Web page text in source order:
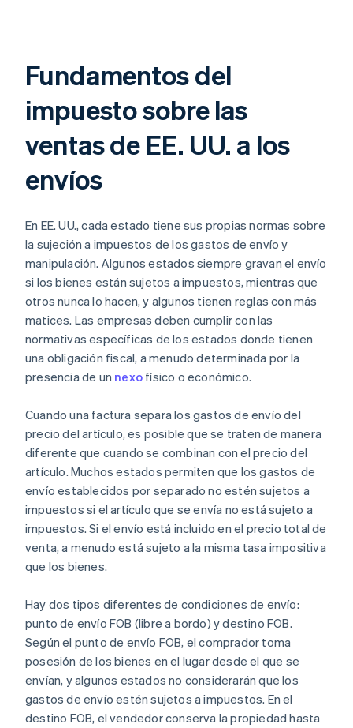
Fundamentos del
impuesto sobre las
ventas de EE. UU. a los
envíos
En EE. UU., cada estado tiene sus propias normas sobre
la sujeción a impuestos de los gastos de envío y
manipulación. Algunos estados siempre gravan el envío
si los bienes están sujetos a impuestos, mientras que
otros nunca lo hacen, y algunos tienen reglas con más
matices. Las empresas deben cumplir con las
normativas específicas de los estados donde tienen
una obligación fiscal, a menudo determinada por la
presencia de un nexo físico o económico.
Cuando una factura separa los gastos de envío del
precio del artículo, es posible que se traten de manera
diferente que cuando se combinan con el precio del
artículo. Muchos estados permiten que los gastos de
envío establecidos por separado no estén sujetos a
impuestos si el artículo que se envía no está sujeto a
impuestos. Si el envío está incluido en el precio total de
venta, a menudo está sujeto a la misma tasa impositiva
que los bienes.
Hay dos tipos diferentes de condiciones de envío:
punto de envío FOB (libre a bordo) y destino FOB.
Según el punto de envío FOB, el comprador toma
posesión de los bienes en el lugar desde el que se
envían, y algunos estados no considerarán que los
gastos de envío estén sujetos a impuestos. En el
destino FOB, el vendedor conserva la propiedad hasta